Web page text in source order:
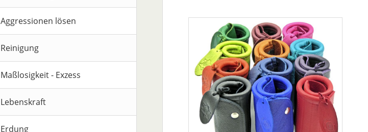
Aggressionen lösen
Reinigung
Maßlosigkeit - Exzess
Lebenskraft
Erdung